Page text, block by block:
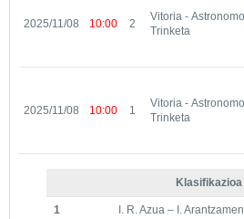
2025/11/08 10:00 2
Vitoria -
Trinketa
2025/11/08 10:00 1
Vitoria -
Trinketa
Klasifikazioa
1 I. R. Azua – I.